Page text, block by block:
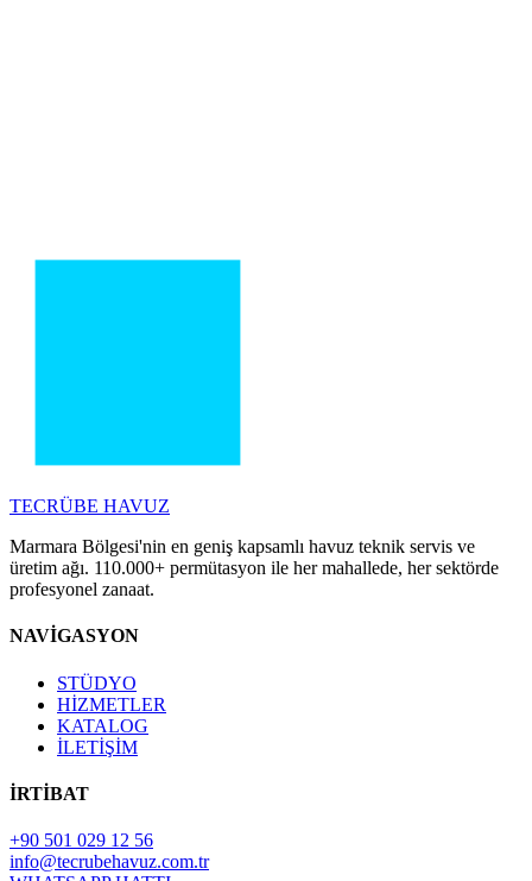
TECRÜBE HAVUZ
Marmara Bölgesi'nin en geniş kapsamlı havuz teknik servis ve
üretim ağı. 110.000+ permütasyon ile her mahallede, her sektörde
profesyonel zanaat.
NAVİGASYON
STÜDYO
HİZMETLER
KATALOG
İLETİŞİM
İRTİBAT
+90 501 029 12 56
info@tecrubehavuz.com.tr